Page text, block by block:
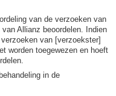
van de verzoeken van
Allianz beoordelen. Indien
van [verzoekster]
worden toegewezen en hoeft
in de